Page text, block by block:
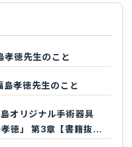
孝徳先生のこと
孝徳先生のこと
オリジナル手術器具
徳」 第3章【書籍抜